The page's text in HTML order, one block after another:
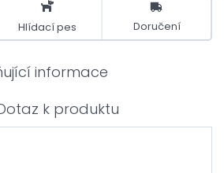
Hlídací pes Doručení
informace
k produktu